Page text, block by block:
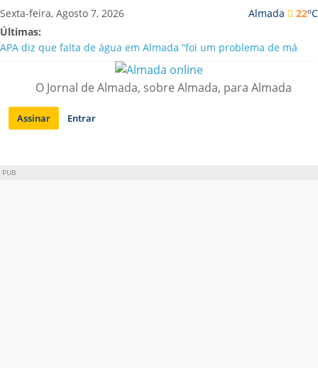
Saltar
para
conteúdo
Almada 22oC
Sexta-feira, Agosto 7, 2026
Últimas:
APA diz que falta de água em Almada “foi um problema de má
Laranjeiro | Cultura pop asiática invade a Casa Amarela
Ponte 25 de Abril celebra 60 anos com programa cultural entre
Lisboa e Almada
Situação de alerta em Almada renovada até final de Agosto
O Jornal de Almada, sobre Almada, para Almada
Assinar Entrar
PUB